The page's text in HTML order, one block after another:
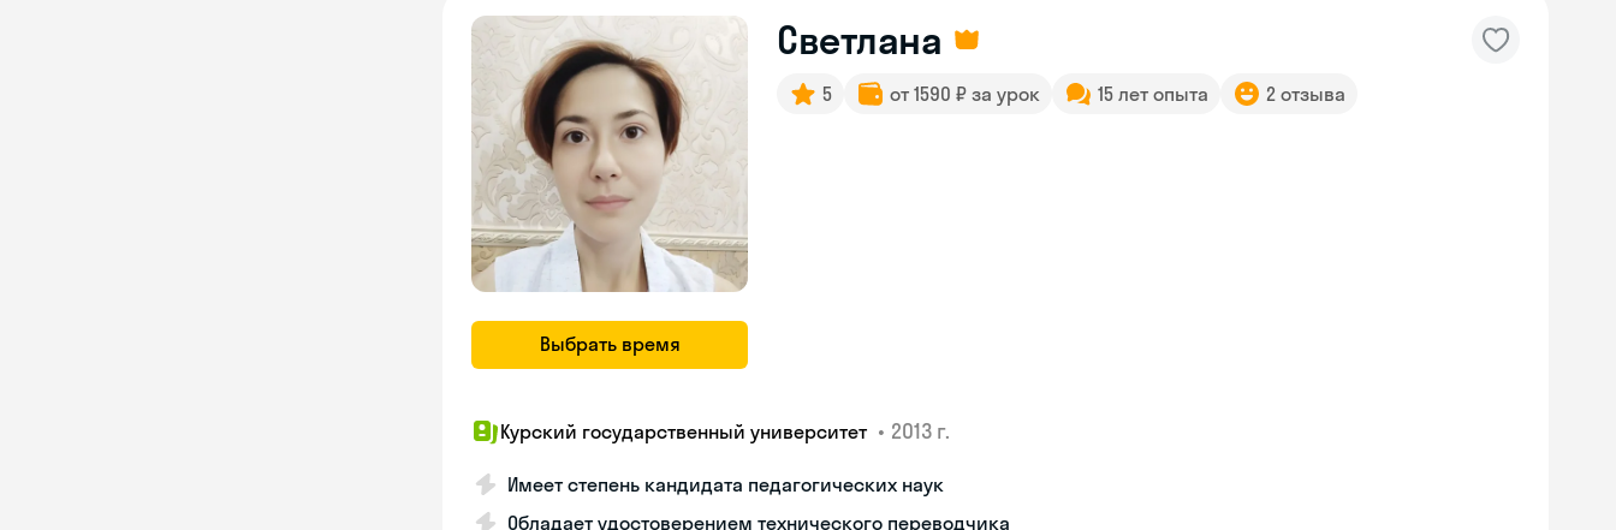
Выбрать время
Светлана
5 от 1590 ₽ за урок 15 лет опыта 2 отзыва
Курский государственный университет • 2013 г.
Имеет степень кандидата педагогических наук
Обладает удостоверением технического переводчика